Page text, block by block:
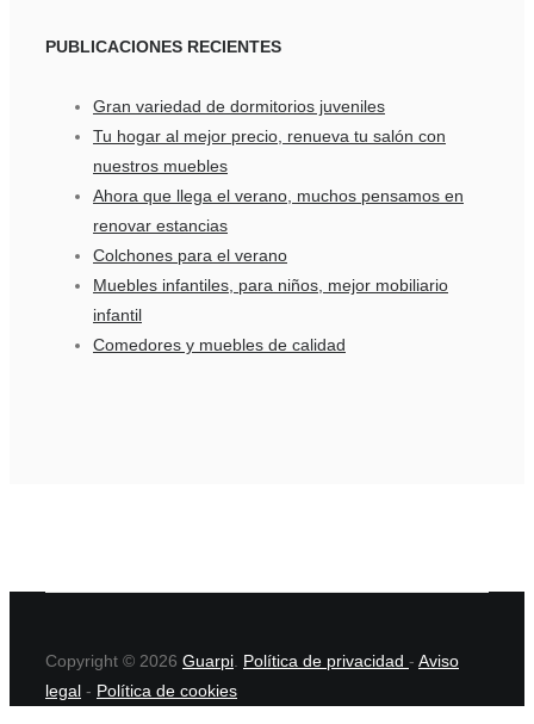
PUBLICACIONES RECIENTES
Gran variedad de dormitorios juveniles
Tu hogar al mejor precio, renueva tu salón con
nuestros muebles
Ahora que llega el verano, muchos pensamos en
renovar estancias
Colchones para el verano
Muebles infantiles, para niños, mejor mobiliario
infantil
Comedores y muebles de calidad
Copyright © 2026 Guarpi Política de privacidad - Aviso
legal - Política de cookies